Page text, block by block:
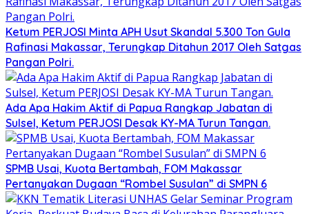
Ketum PERJOSI Minta APH Usut Skandal 5.300 Ton Gula
Rafinasi Makassar, Terungkap Ditahun 2017 Oleh Satgas
Pangan Polri.
Ada Apa Hakim Aktif di Papua Rangkap Jabatan di
Sulsel, Ketum PERJOSI Desak KY-MA Turun Tangan.
SPMB Usai, Kuota Bertambah, FOM Makassar
Pertanyakan Dugaan “Rombel Susulan” di SMPN 6